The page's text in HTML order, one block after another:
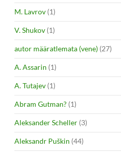
M. Lavrov (1)
V. Shukov (1)
autor määratlemata (vene) (27)
A. Assarin (1)
A. Tutajev (1)
Abram Gutman? (1)
Aleksander Scheller (3)
Aleksandr Puškin (44)